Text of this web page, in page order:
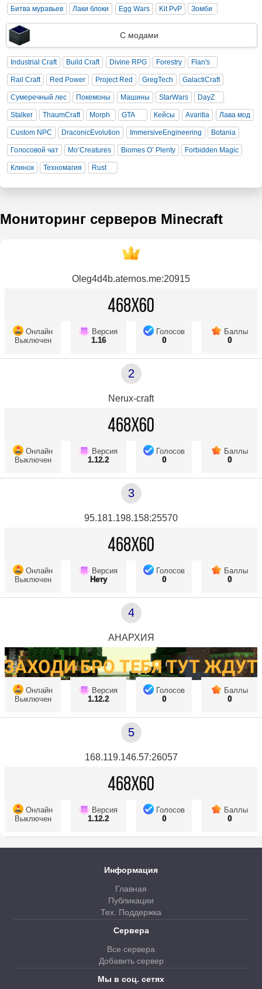
Битва муравьев Лаки блоки Egg Wars Kit PvP Зомби
С модами
Industrial Craft Build Craft Divine RPG Forestry Flan's
Rail Craft Red Power Project Red GregTech GalactiCraft
Сумеречный лес Покемоны Машины StarWars DayZ
Stalker ThaumCraft Morph GTA Кейсы Avaritia Лава мод
Custom NPC DraconicEvolution ImmersiveEngineering Botania
Голосовой чат Mo’Creatures Biomes O’ Plenty Forbidden Magic
Клинок Техномагия Rust
Мониторинг серверов Minecraft
Oleg4d4b.aternos.me:20915
Онлайн
Выключен
Версия
1.16
Голосов
0
Баллы
0
2
Nerux-craft
Онлайн
Выключен
Версия
1.12.2
Голосов
0
Баллы
0
3
95.181.198.158:25570
Онлайн
Выключен
Версия
Нету
Голосов
0
Баллы
0
4
АНАРХИЯ
Онлайн
Выключен
Версия
1.12.2
Голосов
0
Баллы
0
5
168.119.146.57:26057
Онлайн
Выключен
Версия
1.12.2
Голосов
0
Баллы
0
Информация
Главная
Публикации
Тех. Поддержка
Сервера
Все сервера
Добавить сервер
Мы в соц. сетях